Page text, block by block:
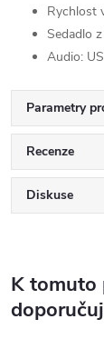
Rychlost
Sedadlo
Audio:
Parametry
Recenze
Diskuse
K tomuto